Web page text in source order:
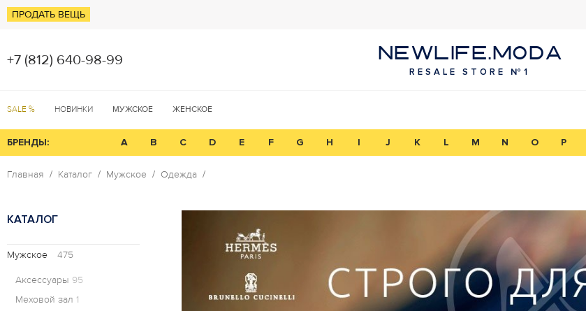
ПРОДАТЬ ВЕЩЬ
+7 (812) 640-98-99 NEWLIFE.MODA
RESALE STORE №1
SALE % НОВИНКИ МУЖСКОЕ ЖЕНСКОЕ
БРЕНДЫ: A B C D E F G H I J K L M N O P
Главная Каталог Мужское Одежда
КАТАЛОГ
Мужское 475
Аксессуары 95
Меховой зал 1